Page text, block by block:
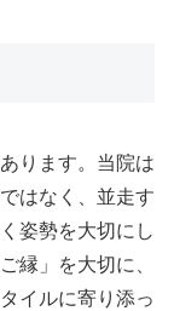
ります。当院は
はなく、並走す
姿勢を大切にし
縁」を大切に、
イルに寄り添っ